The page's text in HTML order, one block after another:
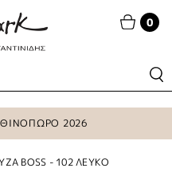
0
2026
BOSS - 102 ΛΕΥΚΟ